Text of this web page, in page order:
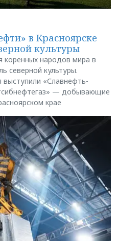
в Красноярске
культуры
народов мира в
северной культуры.
«Славнефть-
— добывающие
крае